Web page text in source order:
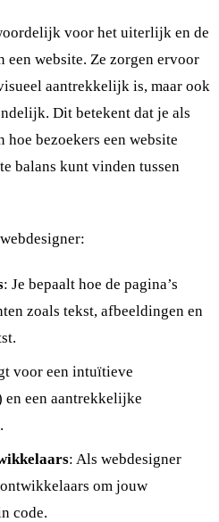
voor het uiterlijk en de
website. Ze zorgen ervoor
aantrekkelijk is, maar ook
Dit betekent dat je als
bezoekers een website
balans kunt vinden tussen
: Je bepaalt hoe de pagina’s
zoals tekst, afbeeldingen en
voor een intuïtieve
een aantrekkelijke
: Als webdesigner
om jouw
code.